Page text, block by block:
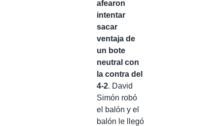
afearon
intentar
sacar
ventaja de
un bote
neutral con
la contra del
4-2. David
Simón robó
el balón y el
balón le llegó